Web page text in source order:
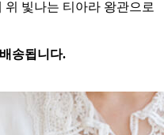
빛나는 티아라 왕관으로
송됩니다.